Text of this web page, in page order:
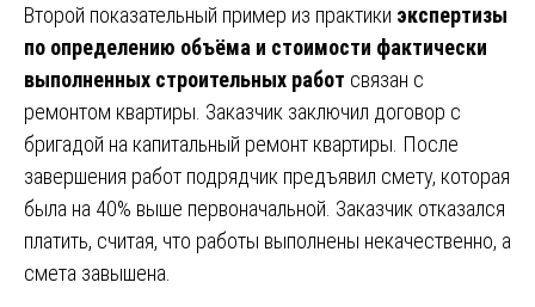
Второй показательный пример из практики экспертизы
по определению объёма и стоимости фактически
выполненных строительных работ связан с
ремонтом квартиры. Заказчик заключил договор с
бригадой на капитальный ремонт квартиры. После
завершения работ подрядчик предъявил смету, которая
была на 40% выше первоначальной. Заказчик отказался
платить, считая, что работы выполнены некачественно, а
смета завышена.